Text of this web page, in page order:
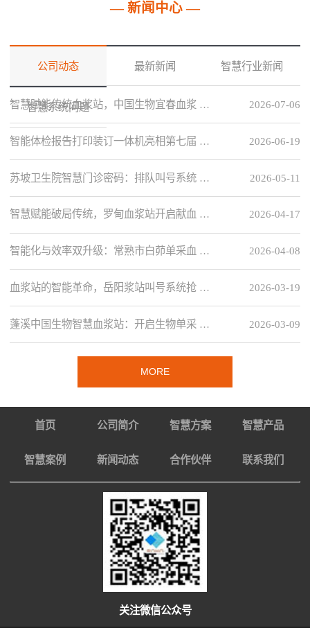
— 新闻中心 —
公司动态 最新新闻 智慧行业新闻
智慧系统问题 2026-07-06
智慧赋能传统血浆站，中国生物宜春血浆 …
2026-06-19
智能体检报告打印装订一体机亮相第七届 …
2026-05-11
苏坡卫生院智慧门诊密码：排队叫号系统 …
2026-04-17
智慧赋能破局传统，罗甸血浆站开启献血 …
2026-04-08
智能化与效率双升级：常熟市白茆单采血 …
2026-03-19
血浆站的智能革命，岳阳浆站叫号系统抢 …
2026-03-09
蓬溪中国生物智慧血浆站：开启生物单采 …
MORE
首页 公司简介 智慧方案 智慧产品
智慧案例 新闻动态 合作伙伴 联系我们
关注微信公众号